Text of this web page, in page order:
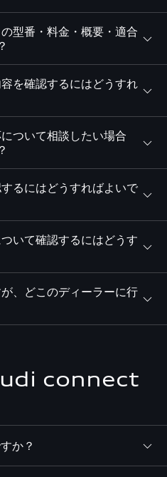
型番・料金・概要・適合
を確認するにはどうすれ
ついて相談したい場合
るにはどうすればよいで
いて確認するにはどうす
、どこのディーラーに行
connect
か？